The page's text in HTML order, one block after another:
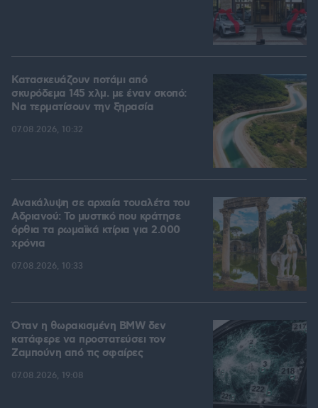
Κατασκευάζουν ποτάμι από
σκυρόδεμα 145 χλμ. με έναν σκοπό:
Να τερματίσουν την ξηρασία
07.08.2026, 10:32
Ανακάλυψη σε αρχαία τουαλέτα του
Αδριανού: Το μυστικό που κράτησε
όρθια τα ρωμαϊκά κτίρια για 2.000
χρόνια
07.08.2026, 10:33
Όταν η θωρακισμένη BMW δεν
κατάφερε να προστατεύσει τον
Ζαμπούνη από τις σφαίρες
07.08.2026, 19:08